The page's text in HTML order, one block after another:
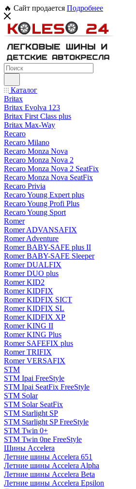
🔥 Сайт продается Подробнее
Каталог
Britax
Britax Evolva 123
Britax First Class plus
Britax Max-Way
Recaro
Recaro Milano
Recaro Monza Nova
Recaro Monza Nova 2
Recaro Monza Nova 2 SeatFix
Recaro Monza Nova SeatFix
Recaro Privia
Recaro Young Expert plus
Recaro Young Profi Plus
Recaro Young Sport
Romer
Romer ADVANSAFIX
Romer Adventure
Romer BABY-SAFE plus II
Romer BABY-SAFE Sleeper
Romer DUALFIX
Romer DUO plus
Romer KID2
Romer KIDFIX
Romer KIDFIX SICT
Romer KIDFIX SL
Romer KIDFIX XP
Romer KING II
Romer KING Plus
Romer SAFEFIX plus
Romer TRIFIX
Romer VERSAFIX
STM
STM Ipai FreeStyle
STM Ipai SeatFix FreeStyle
STM Solar
STM Solar SeatFix
STM Starlight SP
STM Starlight SP FreeStyle
STM Twin 0+
STM Twin 0ne FreeStyle
Шины Accelera
Летние шины Accelera 651
Летние шины Accelera Alpha
Летние шины Accelera Beta
Летние шины Accelera Epsilon